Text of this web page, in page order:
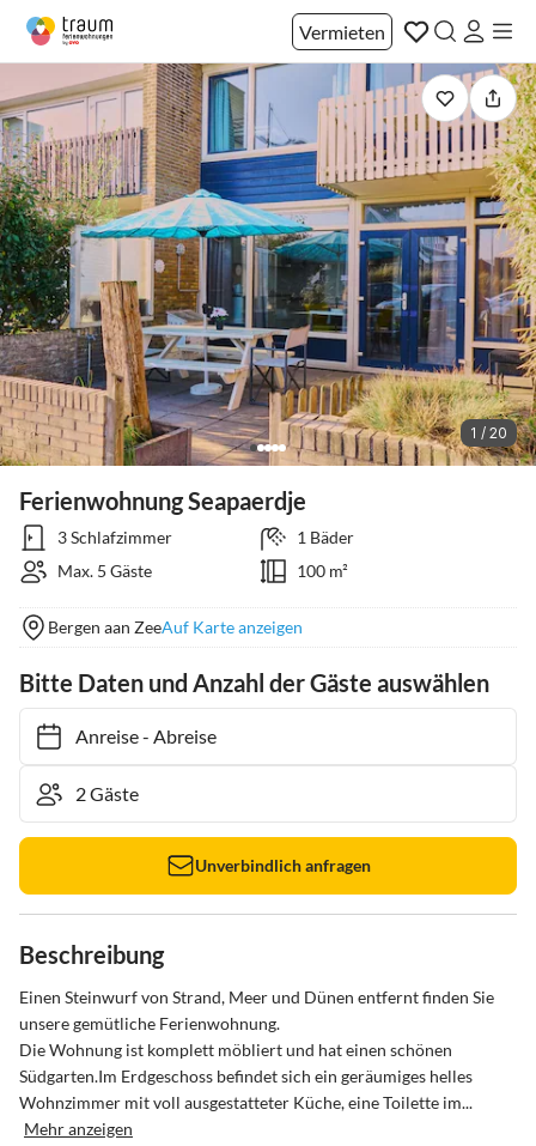
Vermieten
1 / 20
Ferienwohnung Seapaerdje
3 Schlafzimmer
1 Bäder
Max. 5 Gäste
100 m²
Bergen aan ZeeAuf Karte anzeigen
Bitte Daten und Anzahl der Gäste auswählen
Anreise- Abreise
Unverbindlich anfragen
Beschreibung
Einen Steinwurf von Strand, Meer und Dünen entfernt finden Sie
unsere gemütliche Ferienwohnung.
Die Wohnung ist komplett möbliert und hat einen schönen
Südgarten.Im Erdgeschoss befindet sich ein geräumiges helles
Wohnzimmer mit voll ausgestatteter Küche, eine Toilette im...
Mehr anzeigen